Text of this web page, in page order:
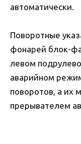
автоматически.
Поворотные
фонарей блок-
левом
аварийном
поворотов, а их
прерывателем